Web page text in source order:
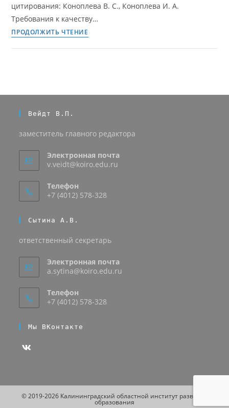
цитирования: Коноплева В. С., Коноплева И. А.
Требования к качеству…
ПРОДОЛЖИТЬ ЧТЕНИЕ
Вейдт В.П.
заместитель главного редактора
Электронная почта
v.veidt@koiro.edu.ru
Телефон
+7 (4012) 578-328
Сытина А.В.
ответственный секретарь
Электронная почта
a.sytina@koiro.edu.ru
Телефон
+7 (4012) 578-328
Мы ВКонтакте
© 2019-2026 Калининградский областной институт развития
образования